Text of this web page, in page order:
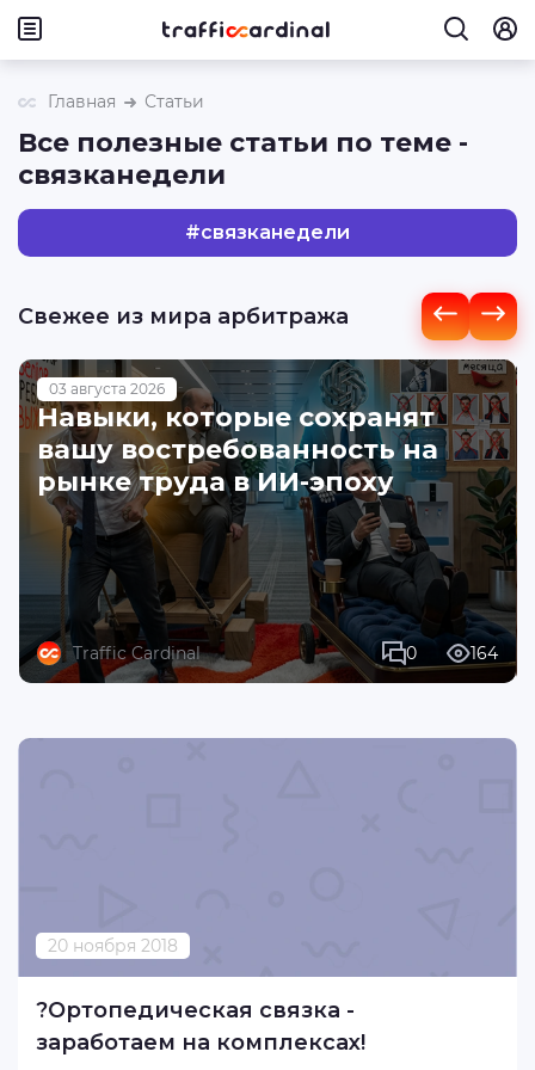
Главная Статьи
Все полезные статьи по теме -
связканедели
#связканедели
Свежее из мира арбитража
03 августа 2026
Навыки, которые сохранят
вашу востребованность на
рынке труда в ИИ-эпоху
Traffic Cardinal 0 164
20 ноября 2018
?Ортопедическая связка -
заработаем на комплексах!